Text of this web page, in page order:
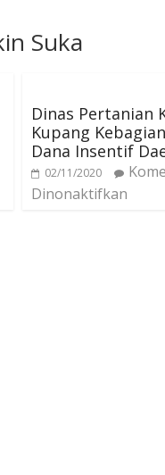
Suka
Dinas Pertanian
Kupang
Dana Insentif
02/11/2020
Dinonaktifkan